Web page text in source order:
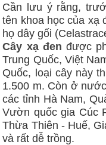
Cần lưu ý rằng,
tên khoa học của xạ
họ dây gối
Cây xạ đen được
Trung Quốc, Việt
Quốc, loại cây này
1.500 m. Còn ở
các tỉnh Hà Nam,
Vườn quốc gia Cúc
Thừa Thiên - Huế,
và rất dễ trồng.